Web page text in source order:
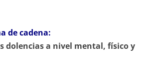
de cadena:
dolencias a nivel mental, físico y